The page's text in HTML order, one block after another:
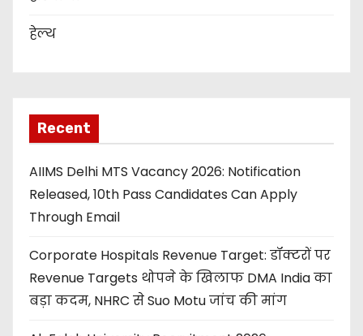
हेल्थ
Recent
AIIMS Delhi MTS Vacancy 2026: Notification
Released, 10th Pass Candidates Can Apply
Through Email
Corporate Hospitals Revenue Target: डॉक्टरों पर
Revenue Targets थोपने के खिलाफ DMA India का
बड़ा कदम, NHRC से Suo Motu जांच की मांग